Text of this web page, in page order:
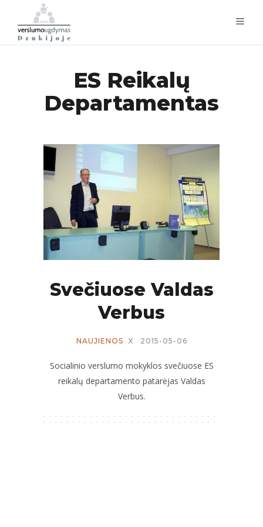
ES Reikalų
Departamentas
Svečiuose Valdas
Verbus
NAUJIENOS X 2015-05-06
Socialinio verslumo mokyklos svečiuose ES
reikalų departamento patarėjas Valdas
Verbus.